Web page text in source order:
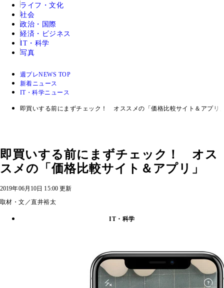
ライフ・文化
社会
政治・国際
経済・ビジネス
IT・科学
写真
週プレNEWS TOP
新着ニュース
IT・科学ニュース
即買いする前にまずチェック！ オススメの「価格比較サイト＆アプリ
即買いする前にまずチェック！ オス
スメの「価格比較サイト＆アプリ」
2019年06月10日 15:00 更新
取材・文／直井裕太
IT・科学